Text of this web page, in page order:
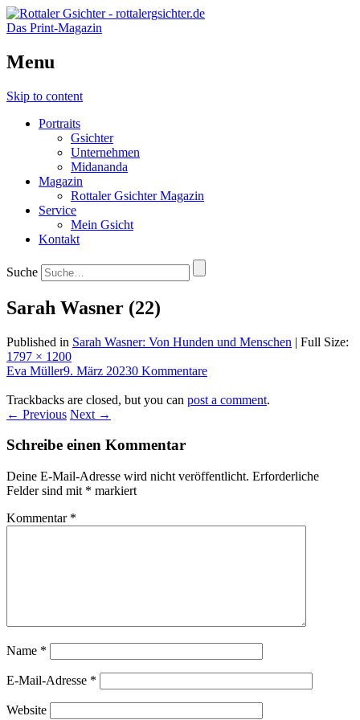
Das Print-Magazin
Menu
Skip to content
Portraits
Gsichter
Unternehmen
Midananda
Magazin
Rottaler Gsichter Magazin
Service
Mein Gsicht
Kontakt
Suche
Sarah Wasner (22)
Published in Sarah Wasner: Von Hunden und Menschen | Full Size:
1797 × 1200
Eva Müller9. März 20230 Kommentare
Trackbacks are closed, but you can post a comment.
← Previous Next →
Schreibe einen Kommentar
Deine E-Mail-Adresse wird nicht veröffentlicht. Erforderliche
Felder sind mit * markiert
Kommentar *
Name *
E-Mail-Adresse *
Website